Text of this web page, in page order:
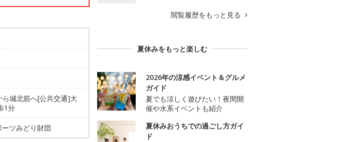
城北筋へ[公共交通]大
1分
ツみどり財団
閲覧履歴をもっと見る
夏休みをもっと楽しむ
2026年の涼感イベント＆グルメ
ガイド
夏でも涼しく遊びたい！夜間開
催や水系イベントも紹介
夏休みおうちでの過ごし方ガイ
ド